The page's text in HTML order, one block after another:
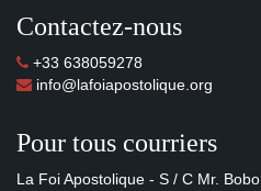
Contactez-nous
+33 638059278
info@lafoiapostolique.org
Pour tous courriers
La Foi Apostolique - S / C Mr. Bobo